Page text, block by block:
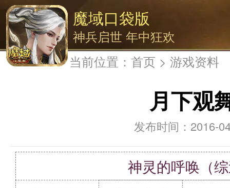
魔域口袋版
神兵启世 年中狂欢
当前位置： 首页 > 游戏资料
月下观
2016-
神灵的呼唤（